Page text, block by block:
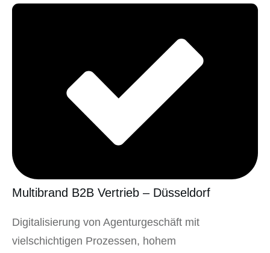
Multibrand B2B Vertrieb – Düsseldorf
Digitalisierung von Agenturgeschäft mit
vielschichtigen Prozessen, hohem